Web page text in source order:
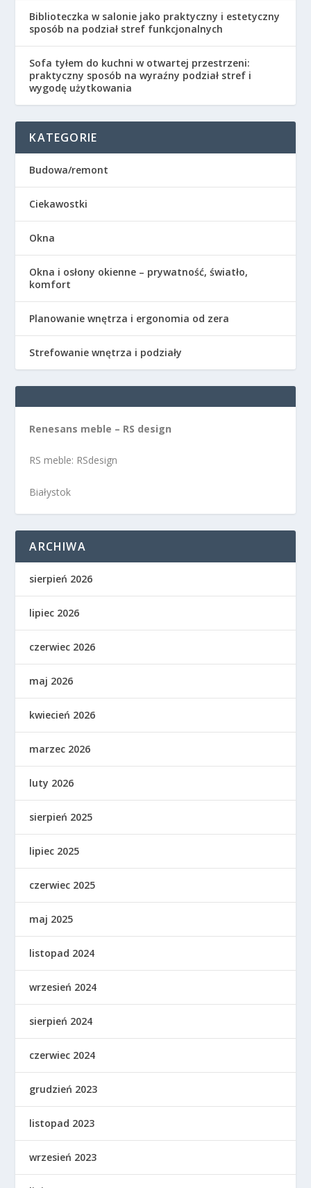
Biblioteczka w salonie jako praktyczny i estetyczny
sposób na podział stref funkcjonalnych
Sofa tyłem do kuchni w otwartej przestrzeni:
praktyczny sposób na wyraźny podział stref i
wygodę użytkowania
KATEGORIE
Budowa/remont
Ciekawostki
Okna
Okna i osłony okienne – prywatność, światło,
komfort
Planowanie wnętrza i ergonomia od zera
Strefowanie wnętrza i podziały
Renesans meble – RS design
RS meble: RSdesign
Białystok
ARCHIWA
sierpień 2026
lipiec 2026
czerwiec 2026
maj 2026
kwiecień 2026
marzec 2026
luty 2026
sierpień 2025
lipiec 2025
czerwiec 2025
maj 2025
listopad 2024
wrzesień 2024
sierpień 2024
czerwiec 2024
grudzień 2023
listopad 2023
wrzesień 2023